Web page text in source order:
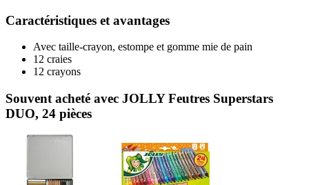
Caractéristiques et avantages
Avec taille-crayon, estompe et gomme mie de pain
12 craies
12 crayons
Souvent acheté avec JOLLY Feutres Superstars
DUO, 24 pièces